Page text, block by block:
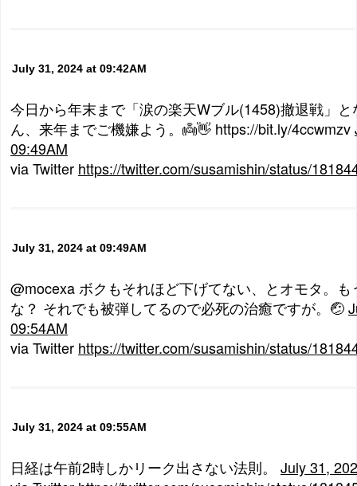
July 31, 2024 at 09:42AM
今日から年末まで「涙の楽天Wブル(1458)撤退戦」
ん、来年までご機嫌よう。👼👋 https://bit.ly/4ccwmzv
09:49AM
via Twitter https://twitter.com/susamishin/status/
July 31, 2024 at 09:49AM
@mocexa ボクもそれほど下げてない、とオモタ。
な？ それでも被弾してるので必死の治癒ですが。🤕
09:54AM
via Twitter https://twitter.com/susamishin/status/
July 31, 2024 at 09:55AM
日経は午前2時しかリーク出さない法則。 July 31,